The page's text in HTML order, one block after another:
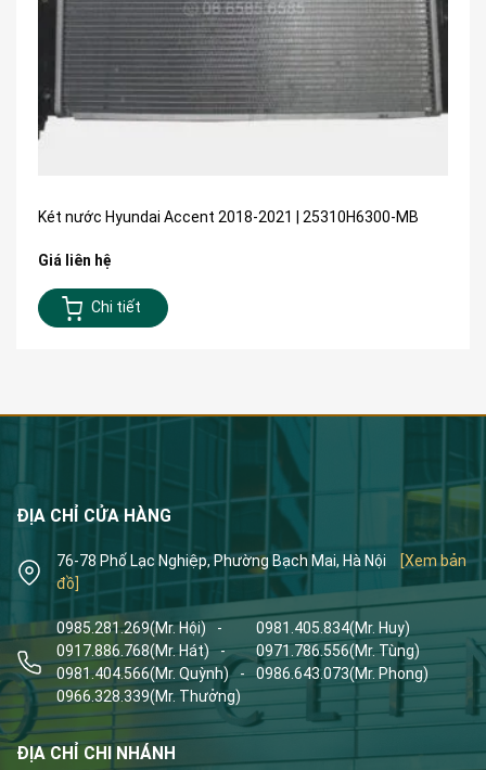
Két nước Hyundai Accent 2018-2021 | 25310H6300-MB
Giá liên hệ
Chi tiết
ĐỊA CHỈ CỬA HÀNG
76-78 Phố Lạc Nghiệp, Phường Bạch Mai, Hà Nội
[Xem bản
đồ]
0985.281.269(Mr. Hội) - 0981.405.834(Mr. Huy)
0917.886.768(Mr. Hát) - 0971.786.556(Mr. Tùng)
0981.404.566(Mr. Quỳnh) - 0986.643.073(Mr. Phong)
0966.328.339(Mr. Thưởng)
ĐỊA CHỈ CHI NHÁNH